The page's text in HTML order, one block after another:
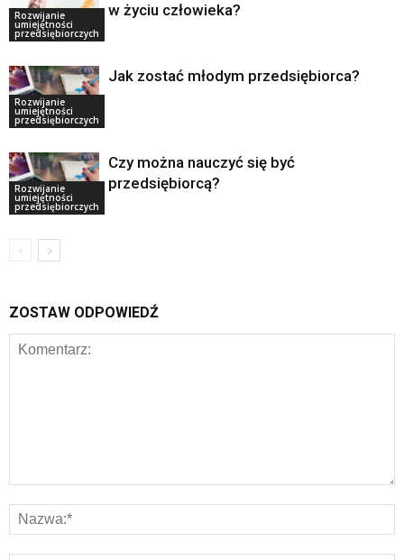
Rozwijanie
umiejętności
przedsiębiorczych
w życiu człowieka?
Rozwijanie
umiejętności
przedsiębiorczych
Jak zostać młodym przedsiębiorca?
Rozwijanie
umiejętności
przedsiębiorczych
Czy można nauczyć się być
przedsiębiorcą?
ZOSTAW ODPOWIEDŹ